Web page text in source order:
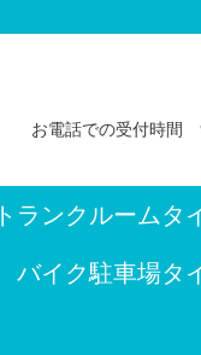
お電話での受付時間
トランクルームタ
バイク駐車場タ